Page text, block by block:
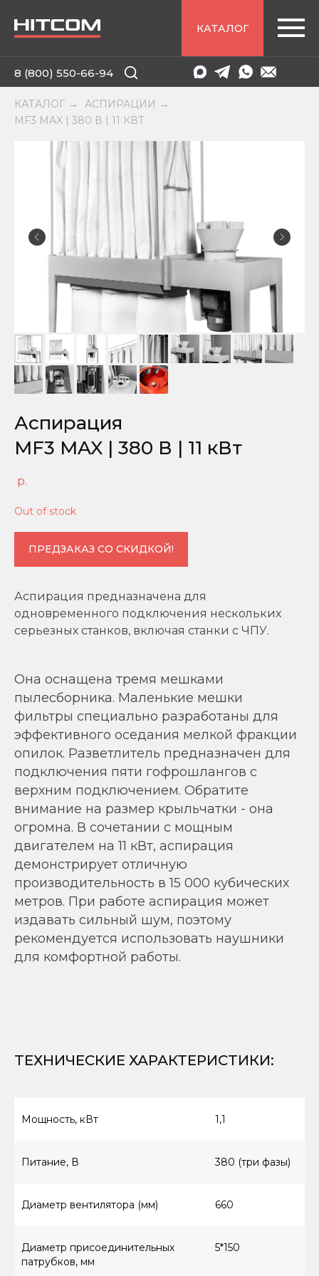
КАТАЛОГ
8 (800) 550-66-94
КАТАЛОГ → АСПИРАЦИИ →
MF3 MAX | 380 В | 11 КВТ
Аспирация
MF3 MAX | 380 В | 11 кВт
р.
Out of stock
ПРЕДЗАКАЗ СО СКИДКОЙ!
Аспирация предназначена для
одновременного подключения нескольких
серьезных станков, включая станки с ЧПУ.
Она оснащена тремя мешками
пылесборника. Маленькие мешки
фильтры специально разработаны для
эффективного оседания мелкой фракции
опилок. Разветлитель предназначен для
подключения пяти гофрошлангов с
верхним подключением. Обратите
внимание на размер крыльчатки - она
огромна. В сочетании с мощным
двигателем на 11 кВт, аспирация
демонстрирует отличную
производительность в 15 000 кубических
метров. При работе аспирация может
издавать сильный шум, поэтому
рекомендуется использовать наушники
для комфортной работы.
ТЕХНИЧЕСКИЕ ХАРАКТЕРИСТИКИ:
Мощность, кВт 1,1
Питание, В 380 (три фазы)
Диаметр вентилятора (мм) 660
Диаметр присоединительных
патрубков, мм
5*150